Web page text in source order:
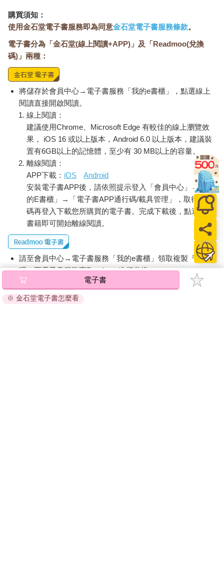
購買須知：
使用金石堂電子書服務即為同意金石堂電子書服務條款。
電子書分為「金石堂(線上閱讀+APP)」及「Readmoo(兌換
碼)」兩種：
將儲存於會員中心→電子書服務「我的e書櫃」，點選線上
閱讀直接開啟閱讀。
線上閱讀：
建議使用Chrome、Microsoft Edge 有較佳的線上瀏覽效
果， iOS 16 或以上版本，Android 6.0 以上版本，建議裝
置有6GB以上的記憶體，至少有 30 MB以上的容量。
離線閱讀：
APP下載： iOS
Android
安裝電子書APP後，請依照提示登入「會員中心」→「我
的E書櫃」→「電子書APP通行碼/載具管理」，取得通行
碼再登入下載您所購買的電子書。完成下載後，點選任一
書籍即可開始離線閱讀。
請至會員中心→電子書服務「我的e書櫃」領取複製『兌換
碼』至電子書服務商Readmoo進行兌換。
退換貨須知：
因版權保護，您在金石堂所購買的電子書僅能以金石堂專屬
電子書
※ 金石堂電子書怎麼看